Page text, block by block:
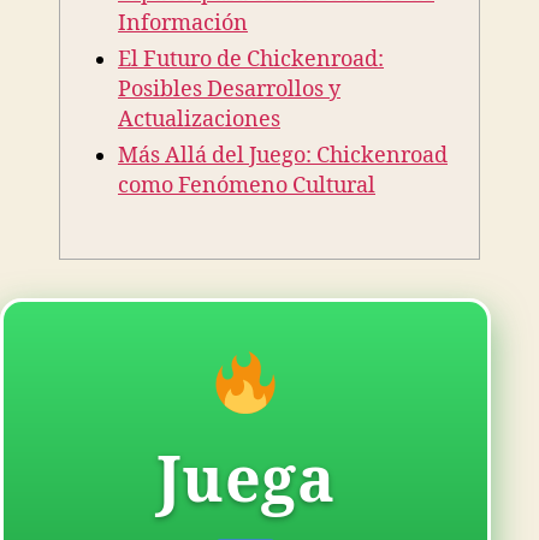
Información
El Futuro de Chickenroad:
Posibles Desarrollos y
Actualizaciones
Más Allá del Juego: Chickenroad
como Fenómeno Cultural
Juega